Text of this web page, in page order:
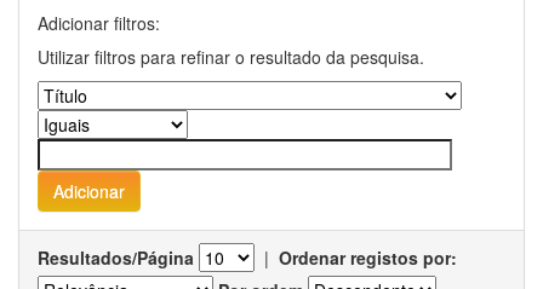
Adicionar filtros:
Utilizar filtros para refinar o resultado da pesquisa.
Resultados/Página | Ordenar registos por: